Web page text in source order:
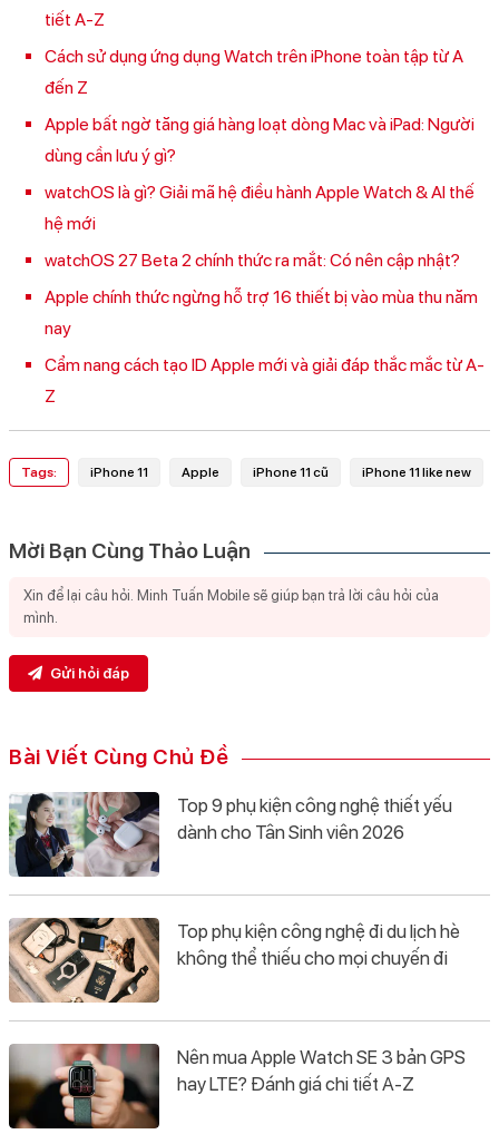
tiết A-Z
Cách sử dụng ứng dụng Watch trên iPhone toàn tập từ A
đến Z
Apple bất ngờ tăng giá hàng loạt dòng Mac và iPad: Người
dùng cần lưu ý gì?
watchOS là gì? Giải mã hệ điều hành Apple Watch & AI thế
hệ mới
watchOS 27 Beta 2 chính thức ra mắt: Có nên cập nhật?
Apple chính thức ngừng hỗ trợ 16 thiết bị vào mùa thu năm
nay
Cẩm nang cách tạo ID Apple mới và giải đáp thắc mắc từ A-
Z
Tags: iPhone 11 Apple iPhone 11 cũ iPhone 11 like new
Mời Bạn Cùng Thảo Luận
Gửi hỏi đáp
Bài Viết Cùng Chủ Đề
Top 9 phụ kiện công nghệ thiết yếu
dành cho Tân Sinh viên 2026
Top phụ kiện công nghệ đi du lịch hè
không thể thiếu cho mọi chuyến đi
Nên mua Apple Watch SE 3 bản GPS
hay LTE? Đánh giá chi tiết A-Z